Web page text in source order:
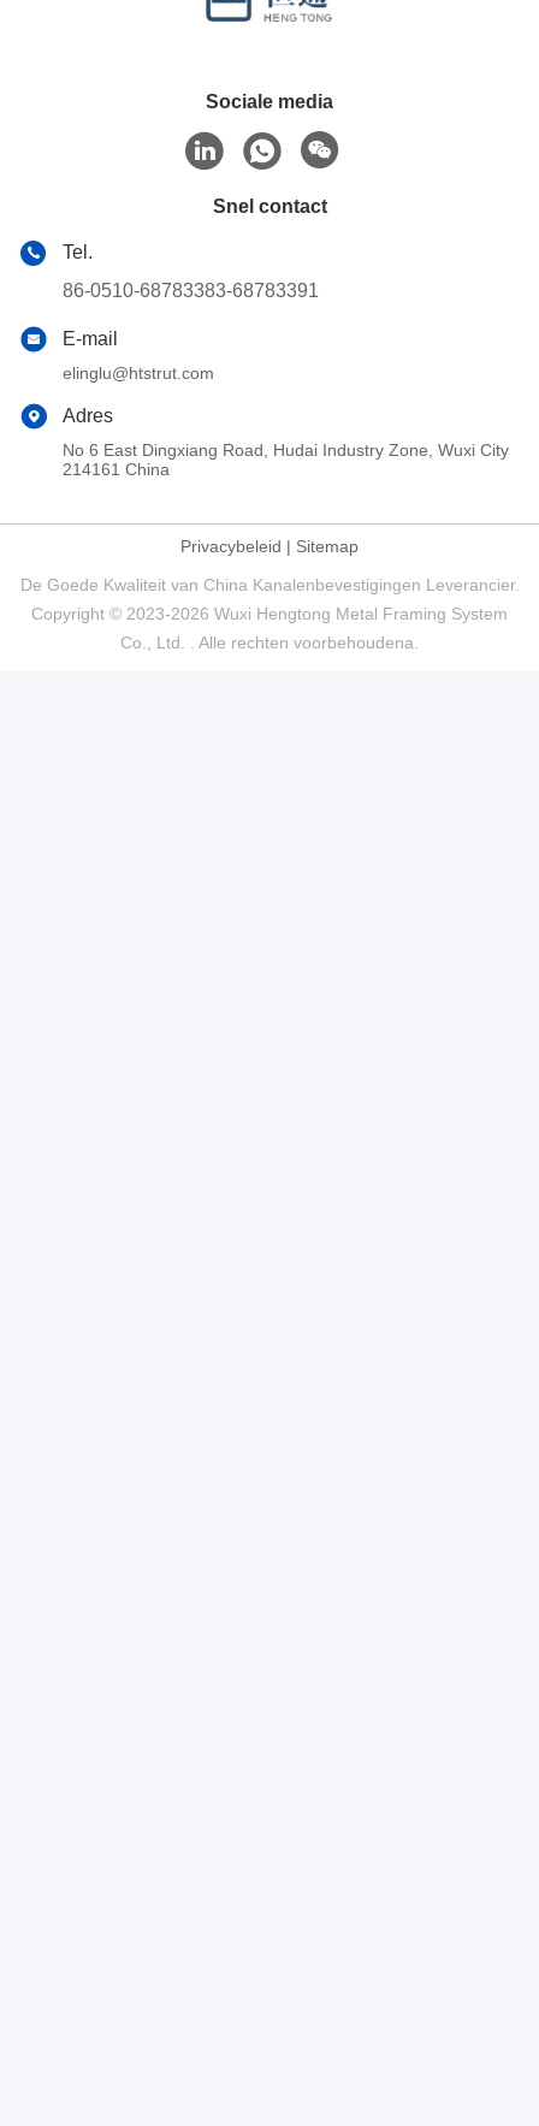
Sociale media
Snel contact
Tel.
86-0510-68783383-68783391
E-mail
elinglu@htstrut.com
Adres
No 6 East Dingxiang Road, Hudai Industry Zone, Wuxi City
214161 China
Privacybeleid | Sitemap
De Goede Kwaliteit van China Kanalenbevestigingen Leverancier.
Copyright © 2023-2026 Wuxi Hengtong Metal Framing System
Co., Ltd. . Alle rechten voorbehoudena.